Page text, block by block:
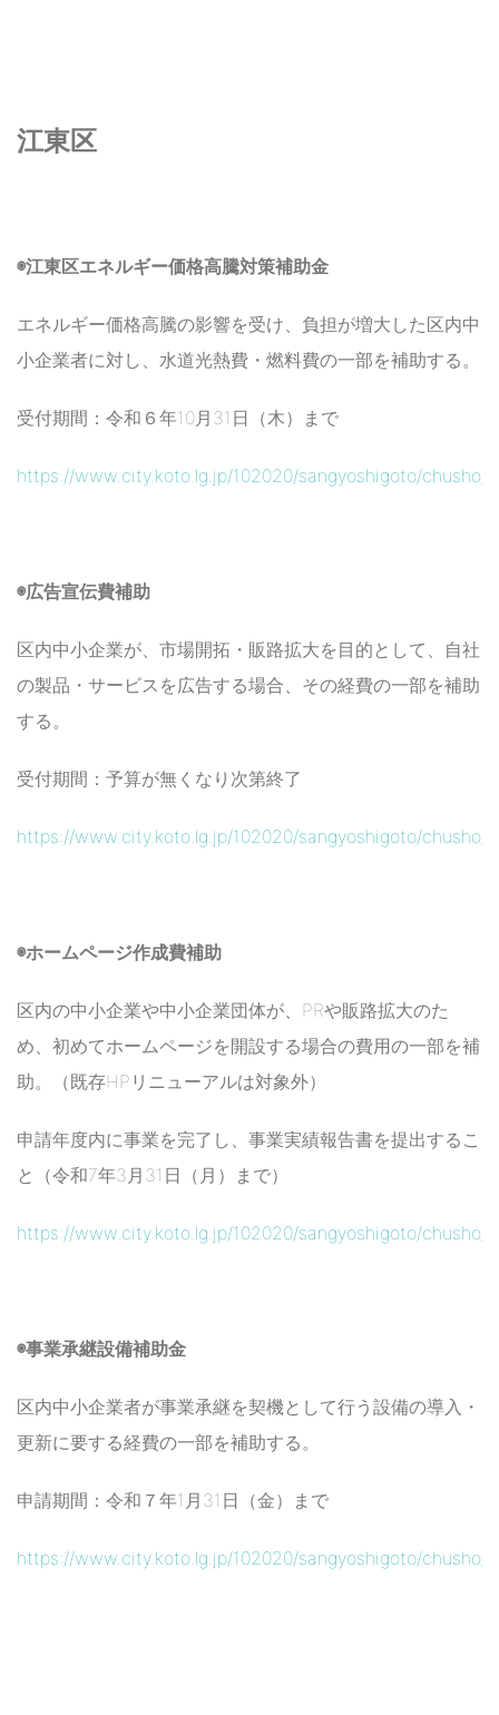
江東区
◉江東区エネルギー価格高騰対策補助金
エネルギー価格高騰の影響を受け、負担が増大した区内中
小企業者に対し、水道光熱費・燃料費の一部を補助する。
受付期間：令和６年10月31日（木）まで
https://www.city.koto.lg.jp/102020/sangyoshigoto/chusho/
◉広告宣伝費補助
区内中小企業が、市場開拓・販路拡大を目的として、自社
の製品・サービスを広告する場合、その経費の一部を補助
する。
受付期間：予算が無くなり次第終了
https://www.city.koto.lg.jp/102020/sangyoshigoto/chusho/
◉ホームページ作成費補助
区内の中小企業や中小企業団体が、PRや販路拡大のた
め、初めてホームページを開設する場合の費用の一部を補
助。（既存HPリニューアルは対象外）
申請年度内に事業を完了し、事業実績報告書を提出するこ
と（令和7年3月31日（月）まで）
https://www.city.koto.lg.jp/102020/sangyoshigoto/chusho/
◉事業承継設備補助金
区内中小企業者が事業承継を契機として行う設備の導入・
更新に要する経費の一部を補助する。
申請期間：令和７年1月31日（金）まで
https://www.city.koto.lg.jp/102020/sangyoshigoto/chusho/